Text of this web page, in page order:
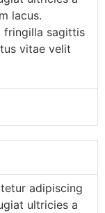
lacus.
fringilla sagittis
vitae velit
adipiscing
ultricies a